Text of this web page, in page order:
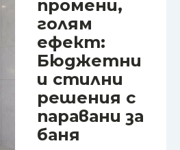
промени,
голям
ефект:
Бюджетни
и стилни
решения с
паравани за
баня